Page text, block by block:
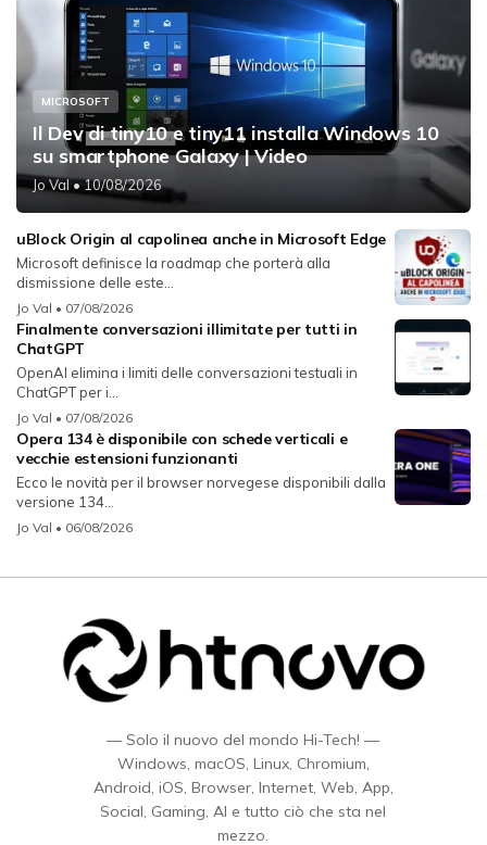
MICROSOFT
Il Dev di tiny10 e tiny11 installa Windows 10
su smartphone Galaxy | Video
Jo Val• 10/08/2026
uBlock Origin al capolinea anche in Microsoft Edge
Microsoft definisce la roadmap che porterà alla
dismissione delle este...
Jo Val • 07/08/2026
Finalmente conversazioni illimitate per tutti in
ChatGPT
OpenAI elimina i limiti delle conversazioni testuali in
ChatGPT per i...
Jo Val • 07/08/2026
Opera 134 è disponibile con schede verticali e
vecchie estensioni funzionanti
Ecco le novità per il browser norvegese disponibili dalla
versione 134...
Jo Val • 06/08/2026
— Solo il nuovo del mondo Hi-Tech! —
Windows, macOS, Linux, Chromium,
Android, iOS, Browser, Internet, Web, App,
Social, Gaming, AI e tutto ciò che sta nel
mezzo.